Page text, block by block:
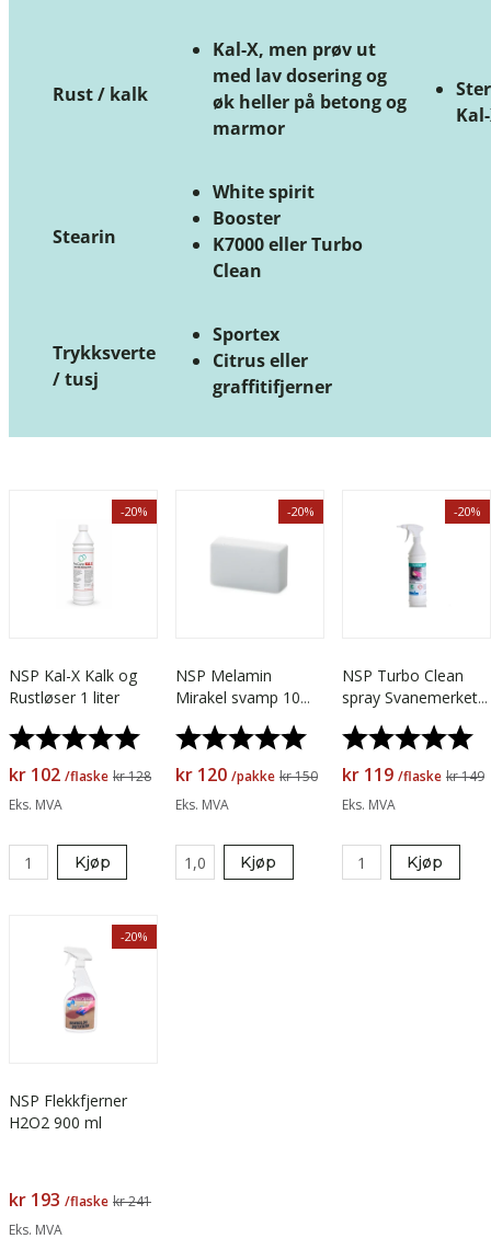
Rust / kalk
Kal-X, men prøv ut
med lav dosering og
øk heller på betong og
marmor
Stearin
White spirit
Booster
K7000 eller Turbo
Clean
Trykksverte
/ tusj
Sportex
Citrus eller
graffitifjerner
-20%
NSP Kal-X Kalk og
Rustløser 1 liter
Karakter:
5.0 av 5 mulige
kr 102 /flaske kr 128
Eks. MVA
Kjøp
-20%
NSP Melamin
Mirakel svamp 10
stk
Karakter:
5.0 av 5 mulige
kr 120 /pakke kr 150
Eks. MVA
Kjøp
-20%
NSP Turbo Clean
spray Svanemerket
1 liter
Karakter:
kr 119 /flaske kr 149
Eks. MVA
Kjøp
-20%
NSP Flekkfjerner
H2O2 900 ml
kr 193 /flaske kr 241
Eks. MVA